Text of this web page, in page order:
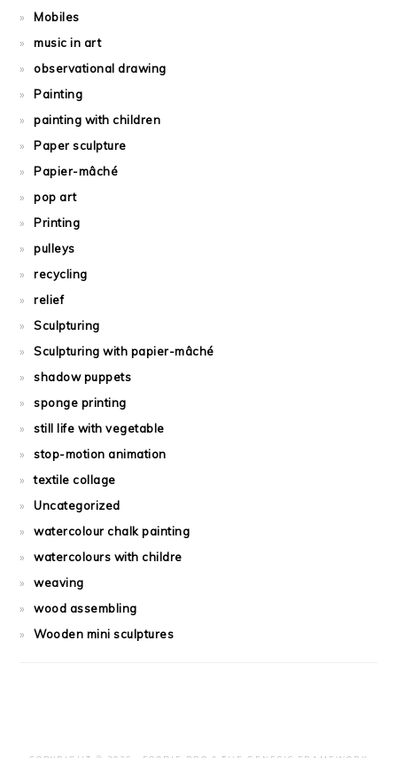
Mobiles
music in art
observational drawing
Painting
painting with children
Paper sculpture
Papier-mâché
pop art
Printing
pulleys
recycling
relief
Sculpturing
Sculpturing with papier-mâché
shadow puppets
sponge printing
still life with vegetable
stop-motion animation
textile collage
Uncategorized
watercolour chalk painting
watercolours with childre
weaving
wood assembling
Wooden mini sculptures